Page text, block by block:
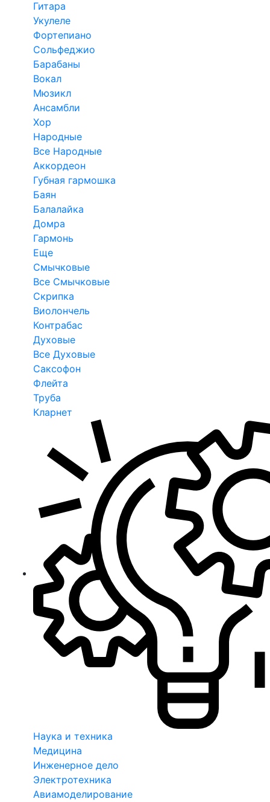
Гитара
Укулеле
Фортепиано
Сольфеджио
Барабаны
Вокал
Мюзикл
Ансамбли
Хор
Народные
Все Народные
Аккордеон
Губная гармошка
Баян
Балалайка
Домра
Гармонь
Еще
Смычковые
Все Смычковые
Скрипка
Виолончель
Контрабас
Духовые
Все Духовые
Саксофон
Флейта
Труба
Кларнет
Наука и техника
Медицина
Инженерное дело
Электротехника
Авиамоделирование